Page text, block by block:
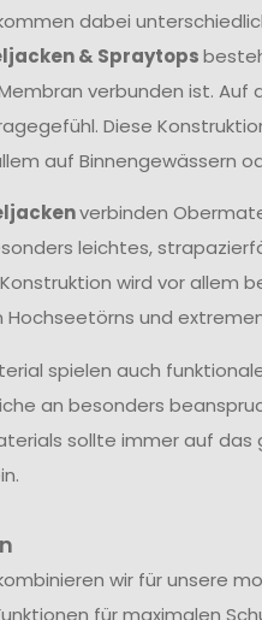
dabei
& Spraytops
verbunden ist.
Diese
auf Binnengewässern
verbinden
leichtes,
wird vor allem
Hochseetörns und
spielen auch
an besonders
sollte immer auf
wir für unsere
für maximalen